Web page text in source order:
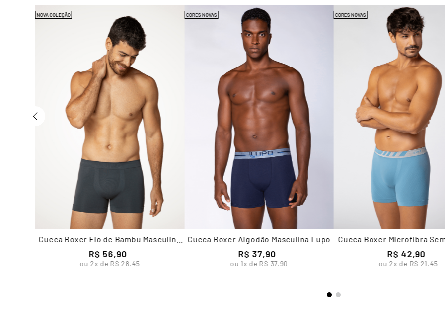
NOVA COLEÇÃO
Cueca Boxer Fio de Bambu Masculina
R$ 56,90
ou 2x de R$ 28,45
CORES NOVAS
Cueca Boxer Algodão Masculina Lupo
R$ 37,90
ou 1x deR$ 37,90
CORES NOVAS
Cueca Boxer Microfibra
Masculina Lupo
R$ 42,90
ou 2x de R$ 21,45